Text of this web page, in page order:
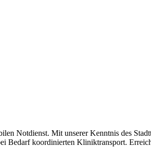
Notdienst. Mit unserer Kenntnis des
Bedarf koordinierten Kliniktransport.